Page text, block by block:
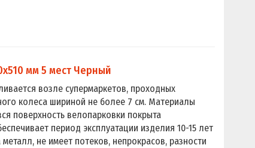
мм 5 мест Черный
возле супермаркетов, проходных
колеса шириной не более 7 см. Материалы
поверхность велопарковки покрыта
период эксплуатации изделия 10-15 лет
не имеет потеков, непрокрасов, разности